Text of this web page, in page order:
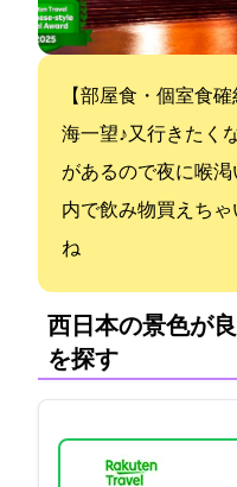
【部屋食・個室食
海一望♪又行きたく
があるので夜に喉
内で飲み物買えち
ね
西日本の景色が
を探す